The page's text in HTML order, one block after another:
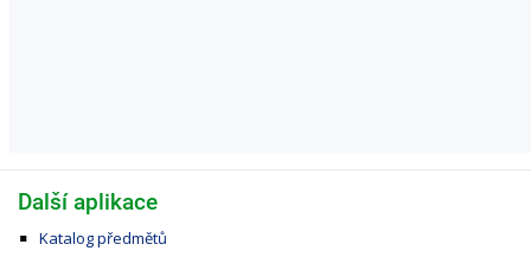
Další aplikace
Katalog předmětů